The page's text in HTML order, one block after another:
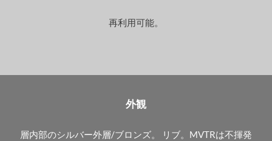
再利用可能。
外観
層内部のシルバー外層/ブロンズ。 リブ。MVTRは不揮発